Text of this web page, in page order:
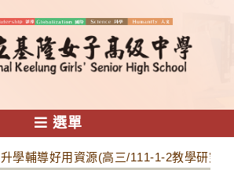
選單
升學輔導好用資源(高三/111-1-2教學研究